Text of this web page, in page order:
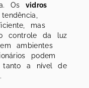
Os vidros
mas
controle da luz
ambientes
podem
tanto a nível de